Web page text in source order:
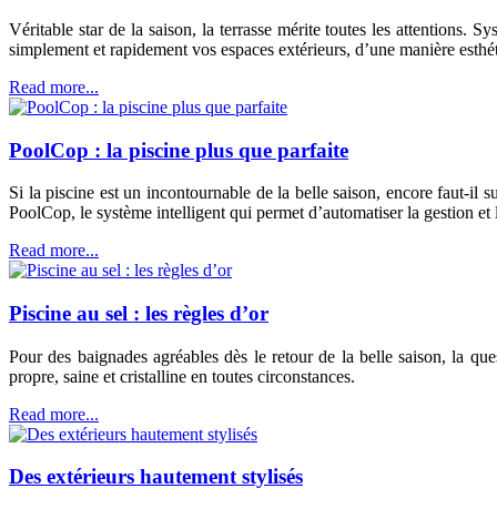
Véritable star de la saison, la terrasse mérite toutes les attentions.
simplement et rapidement vos espaces extérieurs, d’une manière
Read more...
PoolCop : la piscine plus que parfaite
Si la piscine est un incontournable de la belle saison, encore faut-il
PoolCop, le système intelligent qui permet d’automatiser la gestion
Read more...
Piscine au sel : les règles d’or
Pour des baignades agréables dès le retour de la belle saison, la
propre, saine et cristalline en toutes circonstances.
Read more...
Des extérieurs hautement stylisés